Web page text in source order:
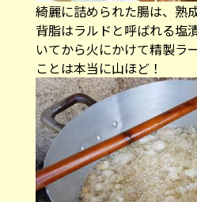
綺麗に詰められた腸は、熟
背脂はラルドと呼ばれる塩
いてから火にかけて精製ラ
ことは本当に山ほど！